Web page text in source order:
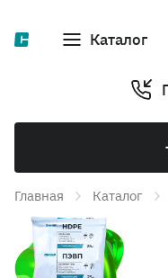
Каталог
Главная Каталог